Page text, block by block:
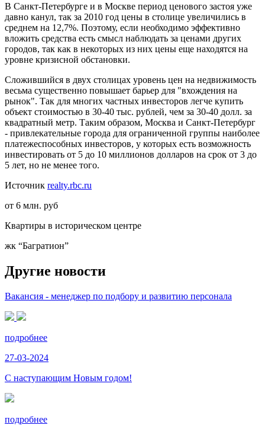
В Санкт-Петербурге и в Москве период ценового застоя уже
давно канул, так за 2010 год цены в столице увеличились в
среднем на 12,7%. Поэтому, если необходимо эффективно
вложить средства есть смысл наблюдать за ценами других
городов, так как в некоторых из них цены еще находятся на
уровне кризисной обстановки.
Сложившийся в двух столицах уровень цен на недвижимость
весьма существенно повышает барьер для "вхождения на
рынок". Так для многих частных инвесторов легче купить
объект стоимостью в 30-40 тыс. рублей, чем за 30-40 долл. за
квадратный метр. Таким образом, Москва и Санкт-Петербург
- привлекательные города для ограниченной группы наиболее
платежеспособных инвесторов, у которых есть возможность
инвестировать от 5 до 10 миллионов долларов на срок от 3 до
5 лет, но не менее того.
Источник realty.rbc.ru
от 6 млн. руб
Квартиры в историческом центре
жк “Багратион”
Другие новости
Вакансия - менеджер по подбору и развитию персонала
подробнее
27-03-2024
С наступающим Новым годом!
подробнее